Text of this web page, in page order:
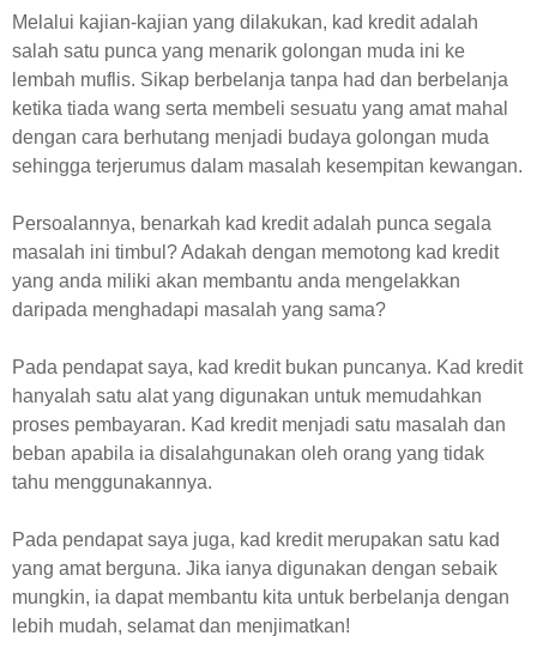
Melalui kajian-kajian yang dilakukan, kad kredit adalah
salah satu punca yang menarik golongan muda ini ke
lembah muflis. Sikap berbelanja tanpa had dan berbelanja
ketika tiada wang serta membeli sesuatu yang amat mahal
dengan cara berhutang menjadi budaya golongan muda
sehingga terjerumus dalam masalah kesempitan kewangan.
Persoalannya, benarkah kad kredit adalah punca segala
masalah ini timbul? Adakah dengan memotong kad kredit
yang anda miliki akan membantu anda mengelakkan
daripada menghadapi masalah yang sama?
Pada pendapat saya, kad kredit bukan puncanya. Kad kredit
hanyalah satu alat yang digunakan untuk memudahkan
proses pembayaran. Kad kredit menjadi satu masalah dan
beban apabila ia disalahgunakan oleh orang yang tidak
tahu menggunakannya.
Pada pendapat saya juga, kad kredit merupakan satu kad
yang amat berguna. Jika ianya digunakan dengan sebaik
mungkin, ia dapat membantu kita untuk berbelanja dengan
lebih mudah, selamat dan menjimatkan!